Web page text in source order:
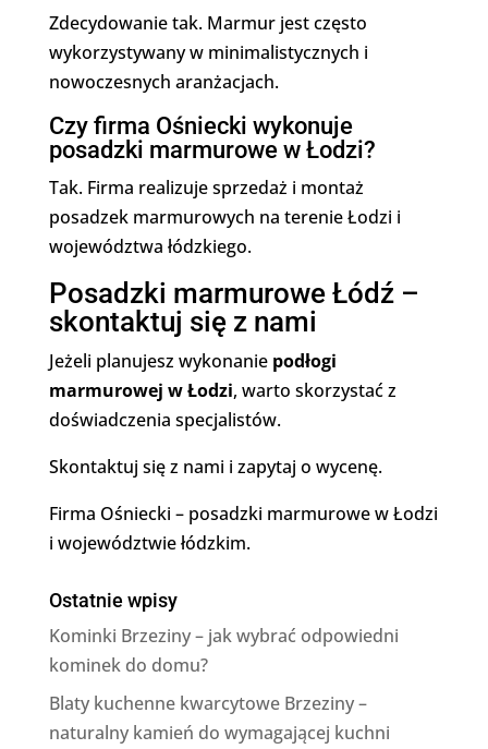
Zdecydowanie tak. Marmur jest często
wykorzystywany w minimalistycznych i
nowoczesnych aranżacjach.
Czy firma Ośniecki wykonuje
posadzki marmurowe w Łodzi?
Tak. Firma realizuje sprzedaż i montaż
posadzek marmurowych na terenie Łodzi i
województwa łódzkiego.
Posadzki marmurowe Łódź –
skontaktuj się z nami
Jeżeli planujesz wykonanie podłogi
marmurowej w Łodzi, warto skorzystać z
doświadczenia specjalistów.
Skontaktuj się z nami i zapytaj o wycenę.
Firma Ośniecki – posadzki marmurowe w Łodzi
i województwie łódzkim.
Ostatnie wpisy
Kominki Brzeziny – jak wybrać odpowiedni
kominek do domu?
Blaty kuchenne kwarcytowe Brzeziny –
naturalny kamień do wymagającej kuchni